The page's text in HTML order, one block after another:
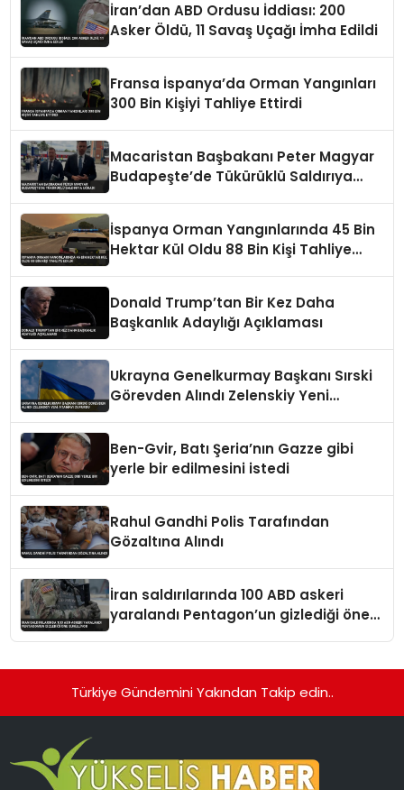
İran’dan ABD Ordusu İddiası: 200
Asker Öldü, 11 Savaş Uçağı İmha Edildi
Fransa İspanya’da Orman Yangınları
300 Bin Kişiyi Tahliye Ettirdi
Macaristan Başbakanı Peter Magyar
Budapeşte’de Tükürüklü Saldırıya
İspanya Orman Yangınlarında 45 Bin
Hektar Kül Oldu 88 Bin Kişi Tahliye
Donald Trump’tan Bir Kez Daha
Başkanlık Adaylığı Açıklaması
Ukrayna Genelkurmay Başkanı Sırski
Görevden Alındı Zelenskiy Yeni
Ben-Gvir, Batı Şeria’nın Gazze gibi
yerle bir edilmesini istedi
Rahul Gandhi Polis Tarafından
Gözaltına Alındı
İran saldırılarında 100 ABD askeri
yaralandı Pentagon’un gizlediği öne
Türkiye Gündemini Yakından Takip edin..